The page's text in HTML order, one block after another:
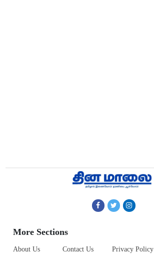
More Sections
About Us Contact Us Privacy Policy